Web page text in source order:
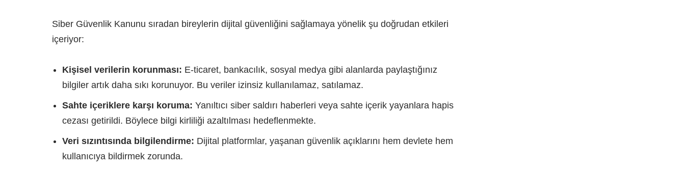
Siber Güvenlik Kanunu sıradan bireylerin dijital güvenliğini sağlamaya yönelik şu doğrudan etkileri
içeriyor:
Kişisel verilerin korunması: E-ticaret, bankacılık, sosyal medya gibi alanlarda paylaştığınız
bilgiler artık daha sıkı korunuyor. Bu veriler izinsiz kullanılamaz, satılamaz.
Sahte içeriklere karşı koruma: Yanıltıcı siber saldırı haberleri veya sahte içerik yayanlara hapis
cezası getirildi. Böylece bilgi kirliliği azaltılması hedeflenmekte.
Veri sızıntısında bilgilendirme: Dijital platformlar, yaşanan güvenlik açıklarını hem devlete hem
kullanıcıya bildirmek zorunda.